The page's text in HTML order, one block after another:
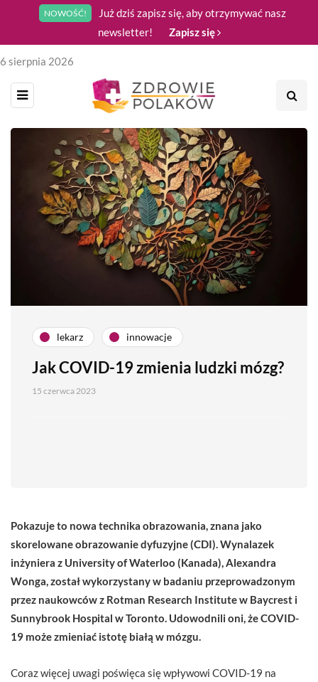
NOWOŚĆ!
Już dziś zapisz się, aby otrzymywać nasz
newsletter!
Zapisz się
6 sierpnia 2026
lekarz innowacje
Jak COVID-19 zmienia ludzki mózg?
15 czerwca 2023
Pokazuje to nowa technika obrazowania, znana jako
skorelowane obrazowanie dyfuzyjne (CDI). Wynalazek
inżyniera z University of Waterloo (Kanada), Alexandra
Wonga, został wykorzystany w badaniu przeprowadzonym
przez naukowców z Rotman Research Institute w Baycrest i
Sunnybrook Hospital w Toronto. Udowodnili oni, że COVID-
19 może zmieniać istotę białą w mózgu.
Coraz więcej uwagi poświęca się wpływowi COVID-19 na